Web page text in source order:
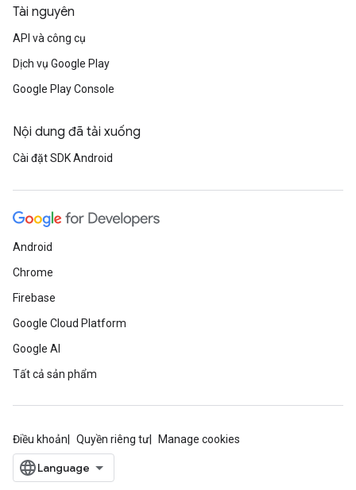
Tài nguyên
API và công cụ
Dịch vụ Google Play
Google Play Console
Nội dung đã tải xuống
Cài đặt SDK Android
Android
Chrome
Firebase
Google Cloud Platform
Google AI
Tất cả sản phẩm
Điều khoản Quyền riêng tư Manage cookies